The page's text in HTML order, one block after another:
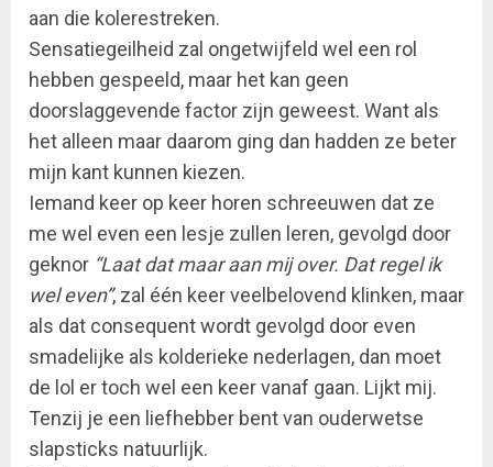
aan die kolerestreken.
Sensatiegeilheid zal ongetwijfeld wel een rol
hebben gespeeld, maar het kan geen
doorslaggevende factor zijn geweest. Want als
het alleen maar daarom ging dan hadden ze beter
mijn kant kunnen kiezen.
Iemand keer op keer horen schreeuwen dat ze
me wel even een lesje zullen leren, gevolgd door
geknor “Laat dat maar aan mij over. Dat regel ik
wel even”, zal één keer veelbelovend klinken, maar
als dat consequent wordt gevolgd door even
smadelijke als kolderieke nederlagen, dan moet
de lol er toch wel een keer vanaf gaan. Lijkt mij.
Tenzij je een liefhebber bent van ouderwetse
slapsticks natuurlijk.